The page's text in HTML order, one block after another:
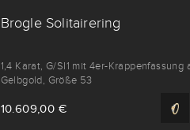
Brogle Solitairering
1,4 Karat, G/SI1 mit 4er-Krappenfassung
Gelbgold, Größe 53
10.609,00 €